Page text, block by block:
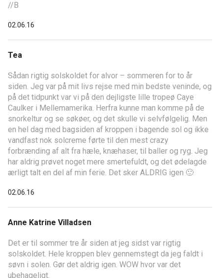
//B
02.06.16
Tea
Sådan rigtig solskoldet for alvor – sommeren for to år
siden. Jeg var på mit livs rejse med min bedste veninde, og
på det tidpunkt var vi på den dejligste lille tropeø Caye
Caulker i Mellemamerika. Herfra kunne man komme på de
snorkeltur og se søkøer, og det skulle vi selvfølgelig. Men
en hel dag med bagsiden af kroppen i bagende sol og ikke
vandfast nok solcreme førte til den mest crazy
forbrænding af alt fra hæle, knæhaser, til baller og ryg. Jeg
har aldrig prøvet noget mere smertefuldt, og det ødelagde
ærligt talt en del af min ferie. Det sker ALDRIG igen 🙂
02.06.16
Anne Katrine Villadsen
Det er til sommer tre år siden at jeg sidst var rigtig
solskoldet. Hele kroppen blev gennemstegt da jeg faldt i
søvn i solen. Gør det aldrig igen. WOW hvor var det
ubehageligt.